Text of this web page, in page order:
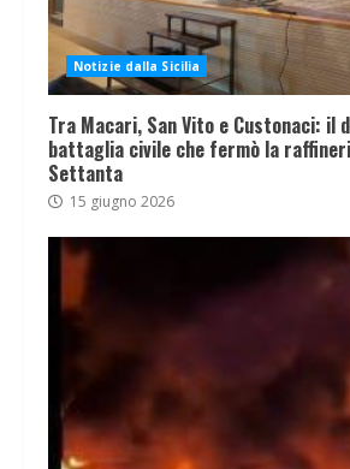
Notizie dalla Sicilia
Tra Macari, San Vito e Custonaci: il
battaglia civile che fermò la
Settanta
15 giugno 2026